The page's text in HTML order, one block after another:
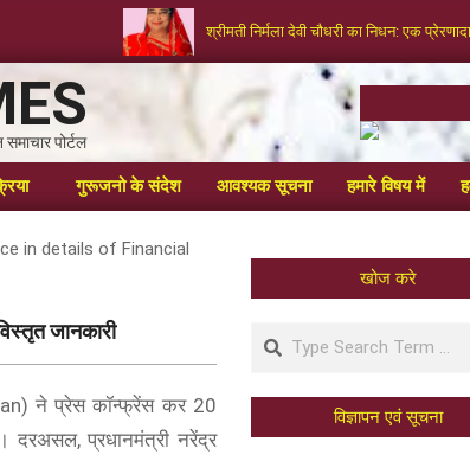
श्रीमती निर्मला देवी चौधरी का निधन: एक
पोर्टल
गुरूजनो के संदेश आवश्यक सूचना हमारे विषय में
जानकारी
ने प्रेस कॉन्फ्रेंस कर 20
प्रधानमंत्री नरेंद्र
खोज करे
विज्ञापन एवं सूचना